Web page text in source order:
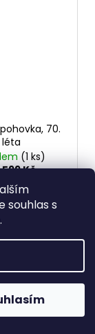
souhlas s
.
70.
léta
(1 ks)
Kč